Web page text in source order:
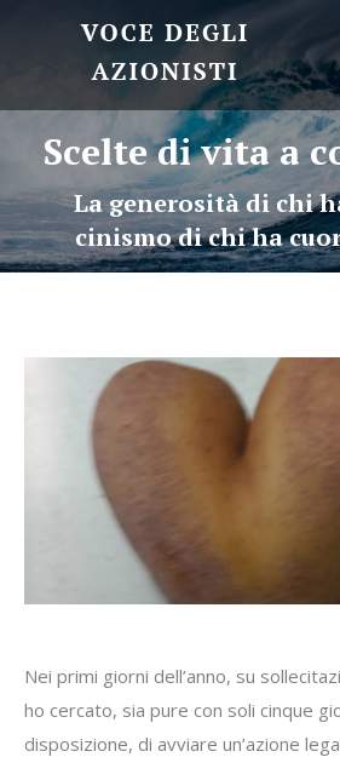
Scelte di vita a
La generosità di chi
cinismo di chi ha
Nei primi giorni dell’anno, su
ho cercato, sia pure con soli cinque
disposizione, di avviare un’azione